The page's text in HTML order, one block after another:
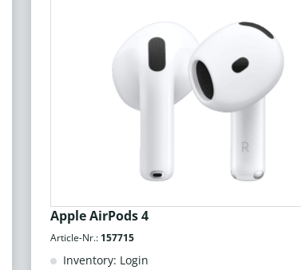
Apple AirPods 4
Article-Nr.: 157715
Inventory: Login